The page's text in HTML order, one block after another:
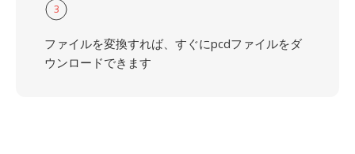
3
ファイルを変換すれば、すぐにpcdファイルをダ
ウンロードできます